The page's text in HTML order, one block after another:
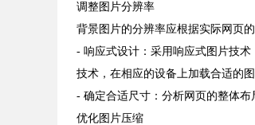
调整图片分辨率
背景图片的分辨率应根据实际网页
- 响应式设计：采用响应式图片技
技术，在相应的设备上加载合适的图
- 确定合适尺寸：分析网页的整体
优化图片压缩